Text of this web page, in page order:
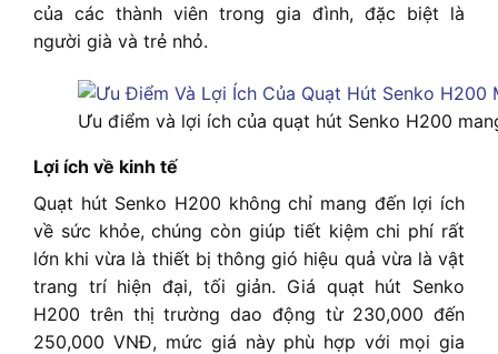
của các thành viên trong gia đình, đặc biệt là
người già và trẻ nhỏ.
Ưu điểm và lợi ích của quạt hút Senko H200
Lợi ích về kinh tế
Quạt hút Senko H200 không chỉ mang đến lợi ích
về sức khỏe, chúng còn giúp tiết kiệm chi phí rất
lớn khi vừa là thiết bị thông gió hiệu quả vừa là vật
trang trí hiện đại, tối giản. Giá quạt hút Senko
H200 trên thị trường dao động từ 230,000 đến
250,000 VNĐ, mức giá này phù hợp với mọi gia